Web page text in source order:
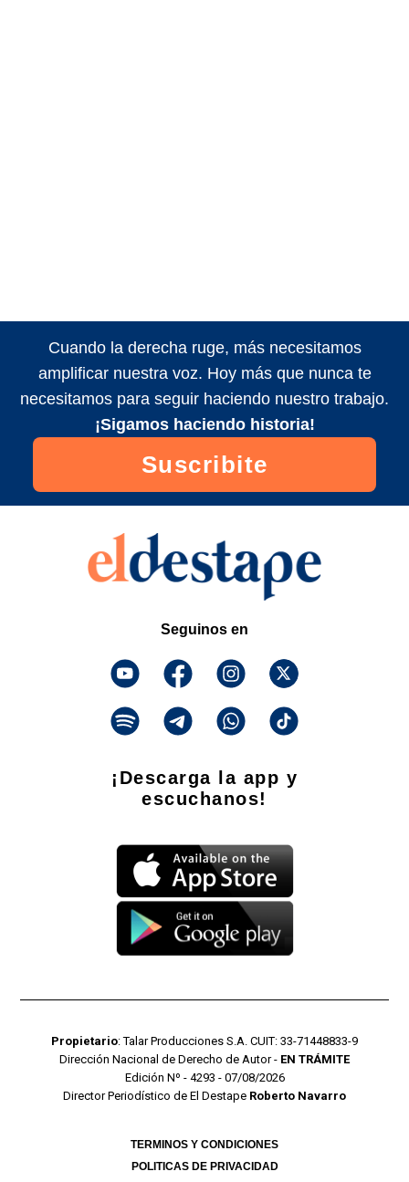
Cuando la derecha ruge, más necesitamos
amplificar nuestra voz. Hoy más que nunca te
necesitamos para seguir haciendo nuestro trabajo.
¡Sigamos haciendo historia!
Suscribite
Seguinos en
¡Descarga la app y
escuchanos!
Propietario: Talar Producciones S.A. CUIT: 33-71448833-9
Dirección Nacional de Derecho de Autor - EN TRÁMITE
Edición Nº - 4293 - 07/08/2026
Director Periodístico de El Destape Roberto Navarro
TERMINOS Y CONDICIONES
POLITICAS DE PRIVACIDAD